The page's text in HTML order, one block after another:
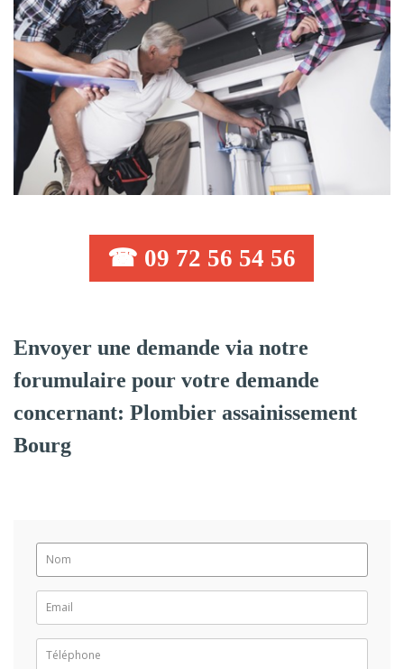
☎ 09 72 56 54 56
Envoyer une demande via notre
forumulaire pour votre demande
concernant: Plombier assainissement
Bourg